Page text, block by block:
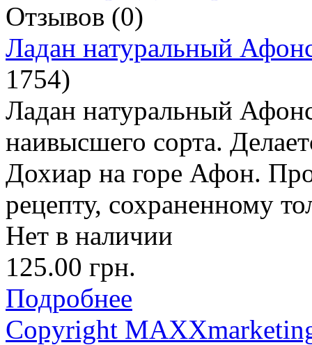
Отзывов (0)
Ладан натуральный
1754)
Ладан натуральный
наивысшего сорта.
Дохиар на горе Афон.
рецепту, сохраненному
Нет в наличии
125.00 грн.
Подробнее
Copyright